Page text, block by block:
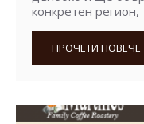
конкретен регион,
ПРОЧЕТИ ПОВЕЧЕ